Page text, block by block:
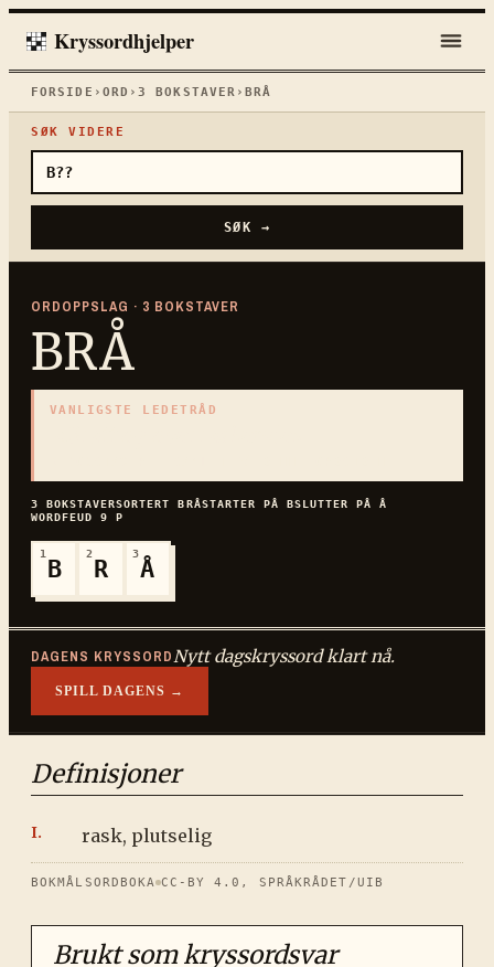
Kryssordhjelper
FORSIDE › ORD ›3 BOKSTAVER ›BRÅ
SØK VIDERE
SØK →
ORDOPPSLAG · 3 BOKSTAVER
BRÅ
VANLIGSTE LEDETRÅD
3 BOKSTAVERSORTERTBRÅSTARTER PÅ BSLUTTER PÅÅ
WORDFEUD9 P
1
B
2
R
3
Å
DAGENS KRYSSORDNytt dagskryssord klart nå.
SPILL DAGENS →
Definisjoner
rask, plutselig
BOKMÅLSORDBOKA CC-BY 4.0, SPRÅKRÅDET/UIB
Brukt som kryssordsvar